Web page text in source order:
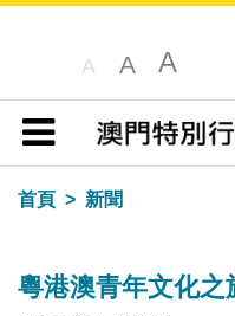
A A A
目錄
首頁
新聞
粵港澳青年文化之